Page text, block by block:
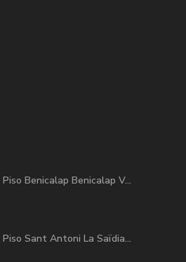
Benicalap Benicalap V...
Sant Antoni La Saïdia...